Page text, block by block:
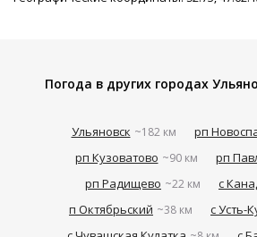
Погода в других городах
Ульяновск ~182 км рп
рп Кузоватово ~90 км рп
рп Радищево ~22 км с
п Октябрьский ~38 км с Усть-